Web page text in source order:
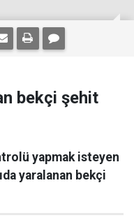
bekçi şehit
yapmak isteyen
yaralanan bekçi